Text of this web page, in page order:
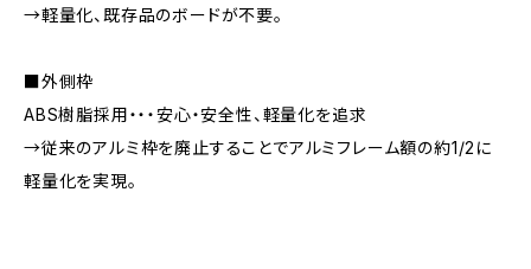
→軽量化、既存品のボードが不要。
■外側枠
ABS樹脂採用・・・安心・安全性、軽量化を追求
→従来のアルミ枠を廃止することでアルミフレーム額の約1/2に
軽量化を実現。